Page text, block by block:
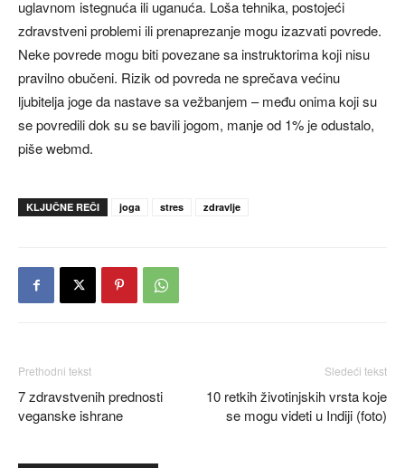
uglavnom istegnuća ili uganuća. Loša tehnika, postojeći
zdravstveni problemi ili prenaprezanje mogu izazvati povrede.
Neke povrede mogu biti povezane sa instruktorima koji nisu
pravilno obučeni. Rizik od povreda ne sprečava većinu
ljubitelja joge da nastave sa vežbanjem – među onima koji su
se povredili dok su se bavili jogom, manje od 1% je odustalo,
piše webmd.
KLJUČNE REČI joga stres zdravlje
Prethodni tekst
7 zdravstvenih prednosti
veganske ishrane
Sledeći tekst
10 retkih životinjskih vrsta koje
se mogu videti u Indiji (foto)